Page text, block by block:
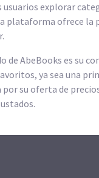
explorar
plataforma ofrece la
de AbeBooks es su
ya sea una
por su oferta de